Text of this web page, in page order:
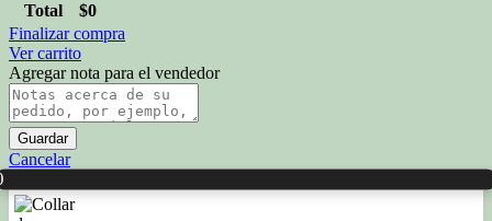
Total
$0
Finalizar compra
Ver carrito
Agregar nota para el vendedor
Guardar
Cancelar